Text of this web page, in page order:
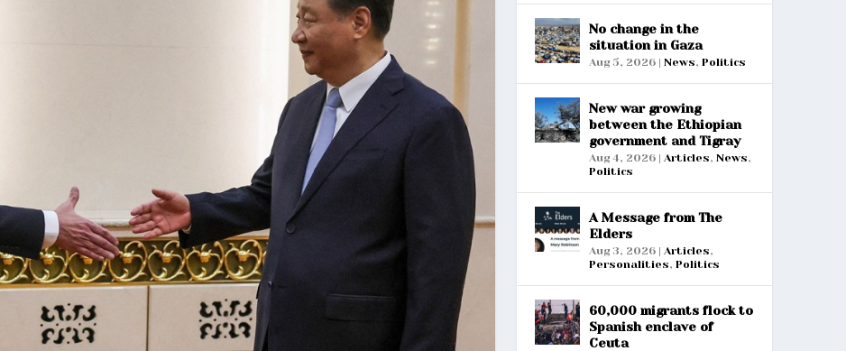
No change in the
situation in Gaza
Aug 5, 2026| News, Politics
New war growing
between the Ethiopian
government and Tigray
Aug 4, 2026| Articles, News,
Politics
A Message from The
Elders
Aug 3, 2026| Articles,
Personalities, Politics
60,000 migrants flock to
Spanish enclave of
Ceuta